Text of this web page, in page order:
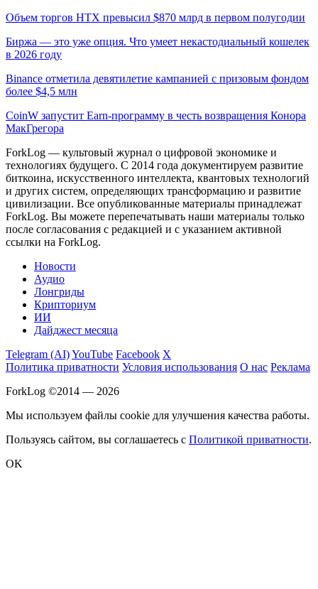
Объем торгов HTX превысил $870 млрд в первом полугодии
Биржа — это уже опция. Что умеет некастодиальный кошелек
в 2026 году
Binance отметила девятилетие кампанией с призовым фондом
более $4,5 млн
CoinW запустит Earn-программу в честь возвращения Конора
МакГрегора
ForkLog — культовый журнал о цифровой экономике и
технологиях будущего. С 2014 года документируем развитие
биткоина, искусственного интеллекта, квантовых технологий
и других систем, определяющих трансформацию и развитие
цивилизации. Все опубликованные материалы принадлежат
ForkLog. Вы можете перепечатывать наши материалы только
после согласования с редакцией и с указанием активной
ссылки на ForkLog.
Новости
Аудио
Лонгриды
Крипториум
ИИ
Дайджест месяца
Telegram (AI)YouTube Facebook X
Политика приватности Условия использования О нас Реклама
ForkLog ©2014 — 2026
Мы используем файлы cookie для улучшения качества работы.
Пользуясь сайтом, вы соглашаетесь с Политикой приватности.
OK